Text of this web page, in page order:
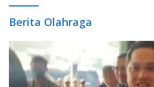
Berita Olahraga